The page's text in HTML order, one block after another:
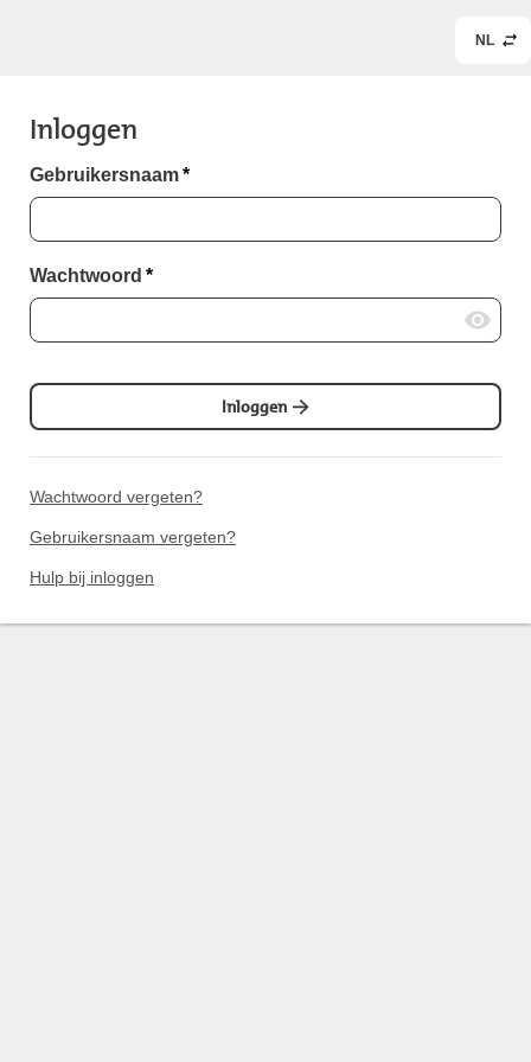
NL
Inloggen
Gebruikersnaam*
Wachtwoord *
Inloggen
Wachtwoord vergeten?
Gebruikersnaam vergeten?
Hulp bij inloggen